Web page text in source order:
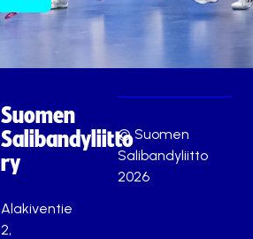
Suomen
Salibandyliitto
ry
Alakiventie
2,
© Suomen
Salibandyliitto
2026